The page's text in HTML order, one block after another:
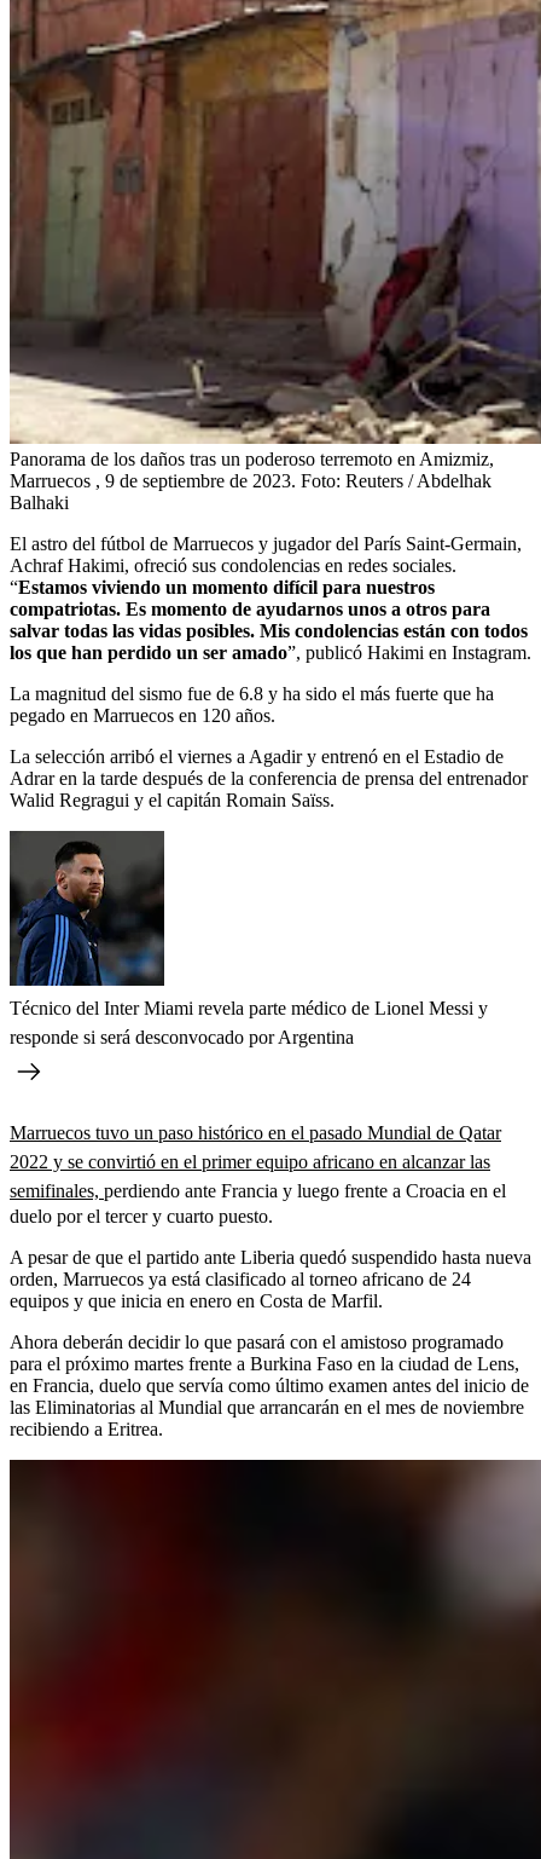
Panorama de los daños tras un poderoso terremoto en Amizmiz,
Marruecos , 9 de septiembre de 2023. Foto: Reuters / Abdelhak
Balhaki
El astro del fútbol de Marruecos y jugador del París Saint-Germain,
Achraf Hakimi, ofreció sus condolencias en redes sociales.
“Estamos viviendo un momento difícil para nuestros
compatriotas. Es momento de ayudarnos unos a otros para
salvar todas las vidas posibles. Mis condolencias están con todos
los que han perdido un ser amado”, publicó Hakimi en Instagram.
La magnitud del sismo fue de 6.8 y ha sido el más fuerte que ha
pegado en Marruecos en 120 años.
La selección arribó el viernes a Agadir y entrenó en el Estadio de
Adrar en la tarde después de la conferencia de prensa del entrenador
Walid Regragui y el capitán Romain Saïss.
Técnico del Inter Miami revela parte médico de Lionel Messi y
responde si será desconvocado por Argentina
Marruecos tuvo un paso histórico en el pasado Mundial de Qatar
2022 y se convirtió en el primer equipo africano en alcanzar las
semifinales, perdiendo ante Francia y luego frente a Croacia en el
duelo por el tercer y cuarto puesto.
A pesar de que el partido ante Liberia quedó suspendido hasta nueva
orden, Marruecos ya está clasificado al torneo africano de 24
equipos y que inicia en enero en Costa de Marfil.
Ahora deberán decidir lo que pasará con el amistoso programado
para el próximo martes frente a Burkina Faso en la ciudad de Lens,
en Francia, duelo que servía como último examen antes del inicio de
las Eliminatorias al Mundial que arrancarán en el mes de noviembre
recibiendo a Eritrea.